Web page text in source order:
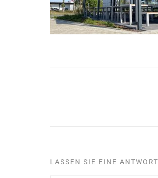
LASSEN SIE EINE ANTWORT